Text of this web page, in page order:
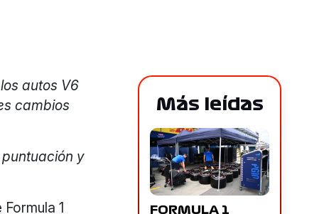
autos V6
cambios
y
1
Más leídas
FORMULA 1